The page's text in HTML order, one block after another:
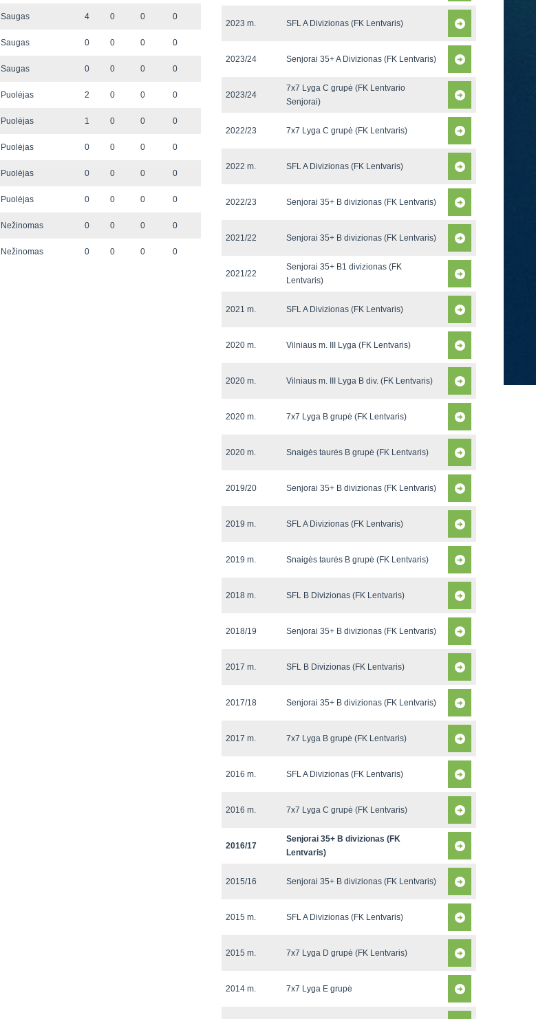
Saugas 4 0 0 0
Saugas 0 0 0 0
Saugas 0 0 0 0
Puolėjas 2 0 0 0
Puolėjas 1 0 0 0
Puolėjas 0 0 0 0
Puolėjas 0 0 0 0
Puolėjas 0 0 0 0
Nežinomas 0 0 0 0
Nežinomas 0 0 0 0
2023 m. SFL A Divizionas (FK Lentvaris)
2023/24 Senjorai 35+ A Divizionas (FK Lentvaris)
2023/24
7x7 Lyga C grupė (FK Lentvario
Senjorai)
2022/23 7x7 Lyga C grupė (FK Lentvaris)
2022 m. SFL A Divizionas (FK Lentvaris)
2022/23 Senjorai 35+ B divizionas (FK Lentvaris)
2021/22 Senjorai 35+ B divizionas (FK Lentvaris)
2021/22
Senjorai 35+ B1 divizionas (FK
Lentvaris)
2021 m. SFL A Divizionas (FK Lentvaris)
2020 m. Vilniaus m. III Lyga (FK Lentvaris)
2020 m. Vilniaus m. III Lyga B div. (FK Lentvaris)
2020 m. 7x7 Lyga B grupė (FK Lentvaris)
2020 m. Snaigės taurės B grupė (FK Lentvaris)
2019/20 Senjorai 35+ B divizionas (FK Lentvaris)
2019 m. SFL A Divizionas (FK Lentvaris)
2019 m. Snaigės taurės B grupė (FK Lentvaris)
2018 m. SFL B Divizionas (FK Lentvaris)
2018/19 Senjorai 35+ B divizionas (FK Lentvaris)
2017 m. SFL B Divizionas (FK Lentvaris)
2017/18 Senjorai 35+ B divizionas (FK Lentvaris)
2017 m. 7x7 Lyga B grupė (FK Lentvaris)
2016 m. SFL A Divizionas (FK Lentvaris)
2016 m. 7x7 Lyga C grupė (FK Lentvaris)
2016/17
Senjorai 35+ B divizionas (FK
Lentvaris)
2015/16 Senjorai 35+ B divizionas (FK Lentvaris)
2015 m. SFL A Divizionas (FK Lentvaris)
2015 m. 7x7 Lyga D grupė (FK Lentvaris)
2014 m. 7x7 Lyga E grupė